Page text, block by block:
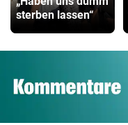
sterben lassen“